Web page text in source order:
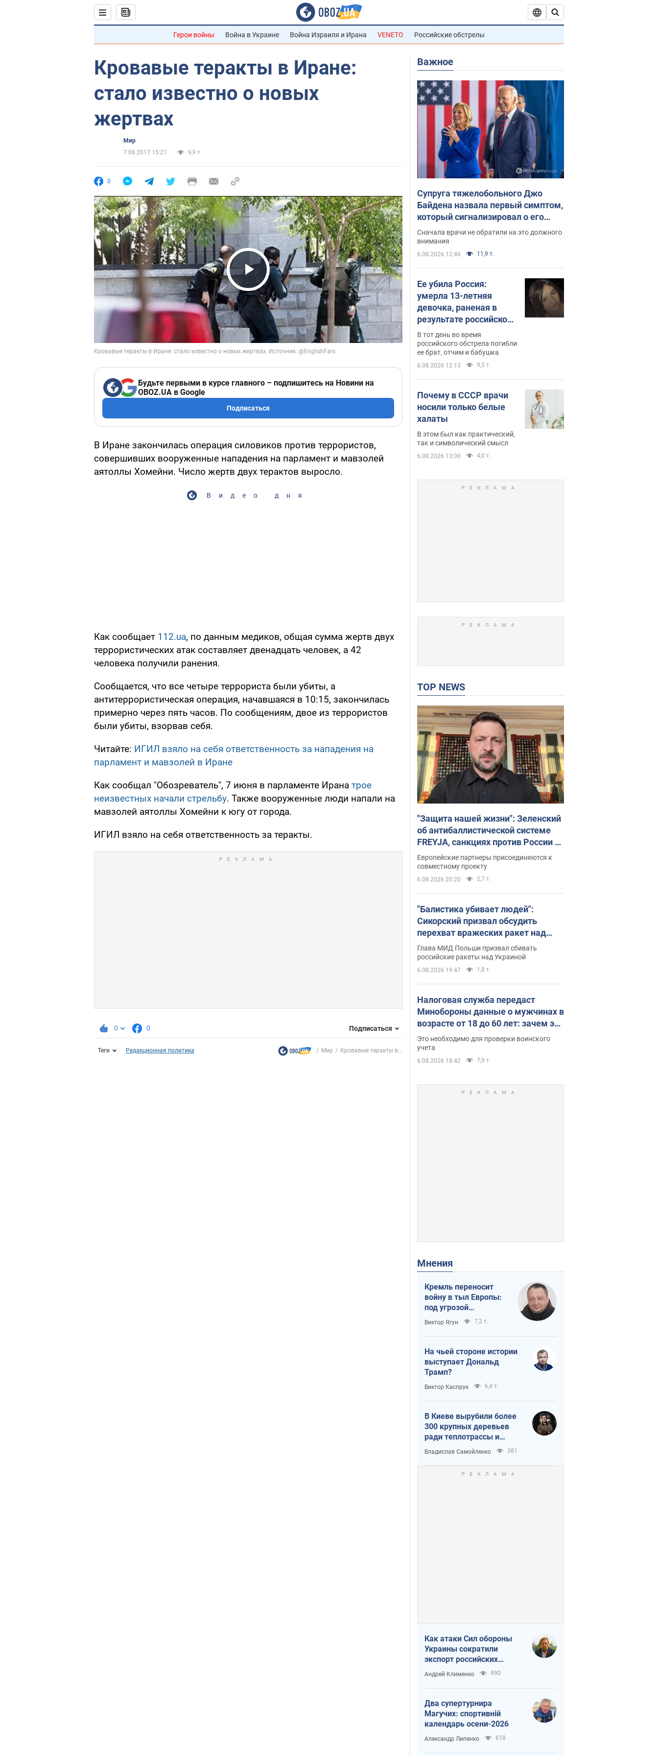
Герои войны Война в Украине Война Израиля и Ирана VENETO Российские обстрелы
Кровавые теракты в Иране:
стало известно о новых
жертвах
Мир
7.06.2017 15:21
9,9 т.
0
Play Video
Будьте первыми в курсе главного – подпишитесь на Новини на
OBOZ.UA в Google
Подписаться
В Иране закончилась операция силовиков против террористов,
совершивших вооруженные нападения на парламент и мавзолей
аятоллы Хомейни. Число жертв двух терактов выросло.
Видео дня
Как сообщает 112.ua, по данным медиков, общая сумма жертв двух
террористических атак составляет двенадцать человек, а 42
человека получили ранения.
Сообщается, что все четыре террориста были убиты, а
антитеррористическая операция, начавшаяся в 10:15, закончилась
примерно через пять часов. По сообщениям, двое из террористов
были убиты, взорвав себя.
Читайте: ИГИЛ взяло на себя ответственность за нападения на
парламент и мавзолей в Иране
Как сообщал "Обозреватель", 7 июня в парламенте Ирана трое
неизвестных начали стрельбу. Также вооруженные люди напали на
мавзолей аятоллы Хомейни к югу от города.
ИГИЛ взяло на себя ответственность за теракты.
0 0 Подписаться
Теги Редакционная политика Мир Кровавые теракты в...
Важное
Супруга тяжелобольного Джо
Байдена назвала первый симптом,
который сигнализировал о его
"агрессивном" раке
Сначала врачи не обратили на это должного
внимания
6.08.2026 12:46 11,9 т.
Ее убила Россия:
умерла 13-летняя
девочка, раненая в
результате российской
атаки на Сумскую
область. Фото
В тот день во время
российского обстрела погибли
ее брат, отчим и бабушка
6.08.2026 12:13 9,5 т.
Почему в СССР врачи
носили только белые
халаты
В этом был как практический,
так и символический смысл
6.08.2026 13:00 4,0 т.
TOP NEWS
"Защита нашей жизни": Зеленский
об антибаллистической системе
FREYJA, санкциях против России и
поддержке аграриев. Видео
Европейские партнеры присоединяются к
совместному проекту
6.08.2026 20:20 2,7 т.
"Балистика убивает людей":
Сикорский призвал обсудить
перехват вражеских ракет над
Украиной
Глава МИД Польши призвал сбивать
российские ракеты над Украиной
6.08.2026 19:47 1,8 т.
Налоговая служба передаст
Минобороны данные о мужчинах в
возрасте от 18 до 60 лет: зачем это
нужно
Это необходимо для проверки воинского
учета
6.08.2026 18:42 7,9 т.
Мнения
Кремль переносит
войну в тыл Европы:
под угрозой
критическая
логистика
Виктор Ягун 7,3 т.
На чьей стороне истории
выступает Дональд
Трамп?
Виктор Каспрук 6,4 т.
В Киеве вырубили более
300 крупных деревьев
ради теплотрассы и
вопреки Генплану
Владислав Самойленко 381
Как атаки Сил обороны
Украины сократили
экспорт российских
нефтепродуктов
Андрей Клименко 990
Два супертурнира
Магучих: спортивній
календарь осени-2026
Александр Липенко 618